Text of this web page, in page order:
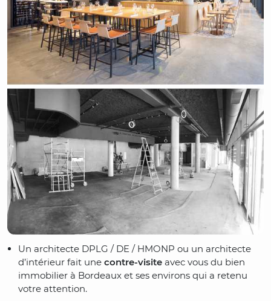
Un architecte DPLG / DE / HMONP ou un architecte
d’intérieur fait une contre-visite avec vous du bien
immobilier à Bordeaux et ses environs qui a retenu
votre attention.